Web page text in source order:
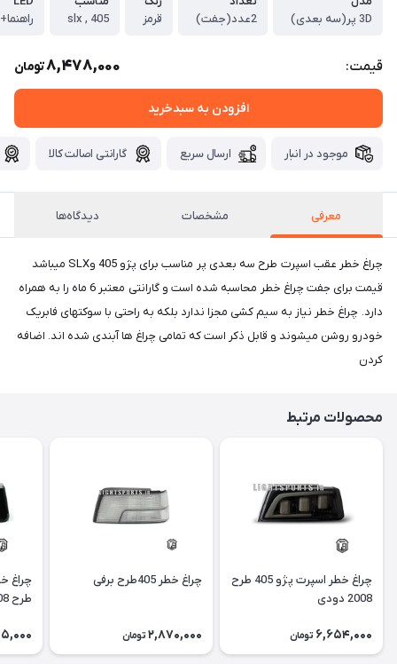
3D پر(سه بعدی)
2عدد(جفت)
قرمز
405 , slx
قیمت: 8,478,000تومان
افزودن به سبدخرید
موجود در انبار ارسال سریع گارانتی اصالت کالا
معرفی مشخصات دیدگاه‌ها
چراغ خطر عقب اسپرت طرح سه بعدی پر مناسب برای پژو 405 وSLX میباشد
قیمت برای جفت چراغ خطر محاسبه شده است و گارانتی معتبر 6 ماه را به همراه
دارد. چراغ خطر نیاز به سیم کشی مجزا ندارد بلکه به راحتی با سوکتهای فابریک
خودرو روشن میشوند و قابل ذکر است که تمامی چراغ ها آبندی شده اند. اضافه
کردن
محصولات مرتبط
چراغ خطر اسپرت پژو 405 طرح
2008 دودی
6,654,000 تومان
چراغ خطر 405طرح برفی
2,870,000 تومان
طرح 3008 دودی